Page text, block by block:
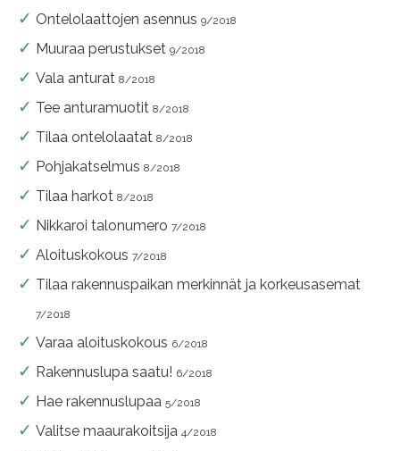
Ontelolaattojen asennus 9/2018
Muuraa perustukset 9/2018
Vala anturat 8/2018
Tee anturamuotit 8/2018
Tilaa ontelolaatat 8/2018
Pohjakatselmus 8/2018
Tilaa harkot 8/2018
Nikkaroi talonumero 7/2018
Aloituskokous 7/2018
Tilaa rakennuspaikan merkinnät ja korkeusasemat
7/2018
Varaa aloituskokous 6/2018
Rakennuslupa saatu! 6/2018
Hae rakennuslupaa 5/2018
Valitse maaurakoitsija 4/2018